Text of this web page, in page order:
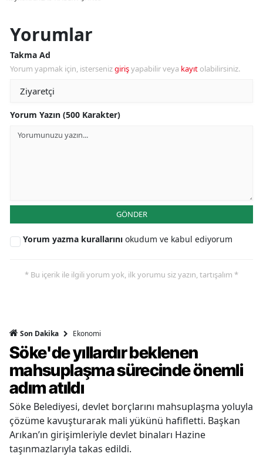
Yorumlar
Takma Ad
Yorum yapmak için, istersenizgirişyapabilir veya kayıt olabilirsiniz.
Yorum Yazın (500 Karakter)
GÖNDER
Yorum yazma kurallarını okudum ve kabul ediyorum
* Bu içerik ile ilgili yorum yok, ilk yorumu siz yazın, tartışalım *
Son Dakika Ekonomi
Söke'de yıllardır beklenen
mahsuplaşma sürecinde önemli
adım atıldı
Söke Belediyesi, devlet borçlarını mahsuplaşma yoluyla
çözüme kavuşturarak mali yükünü hafifletti. Başkan
Arıkan’ın girişimleriyle devlet binaları Hazine
taşınmazlarıyla takas edildi.